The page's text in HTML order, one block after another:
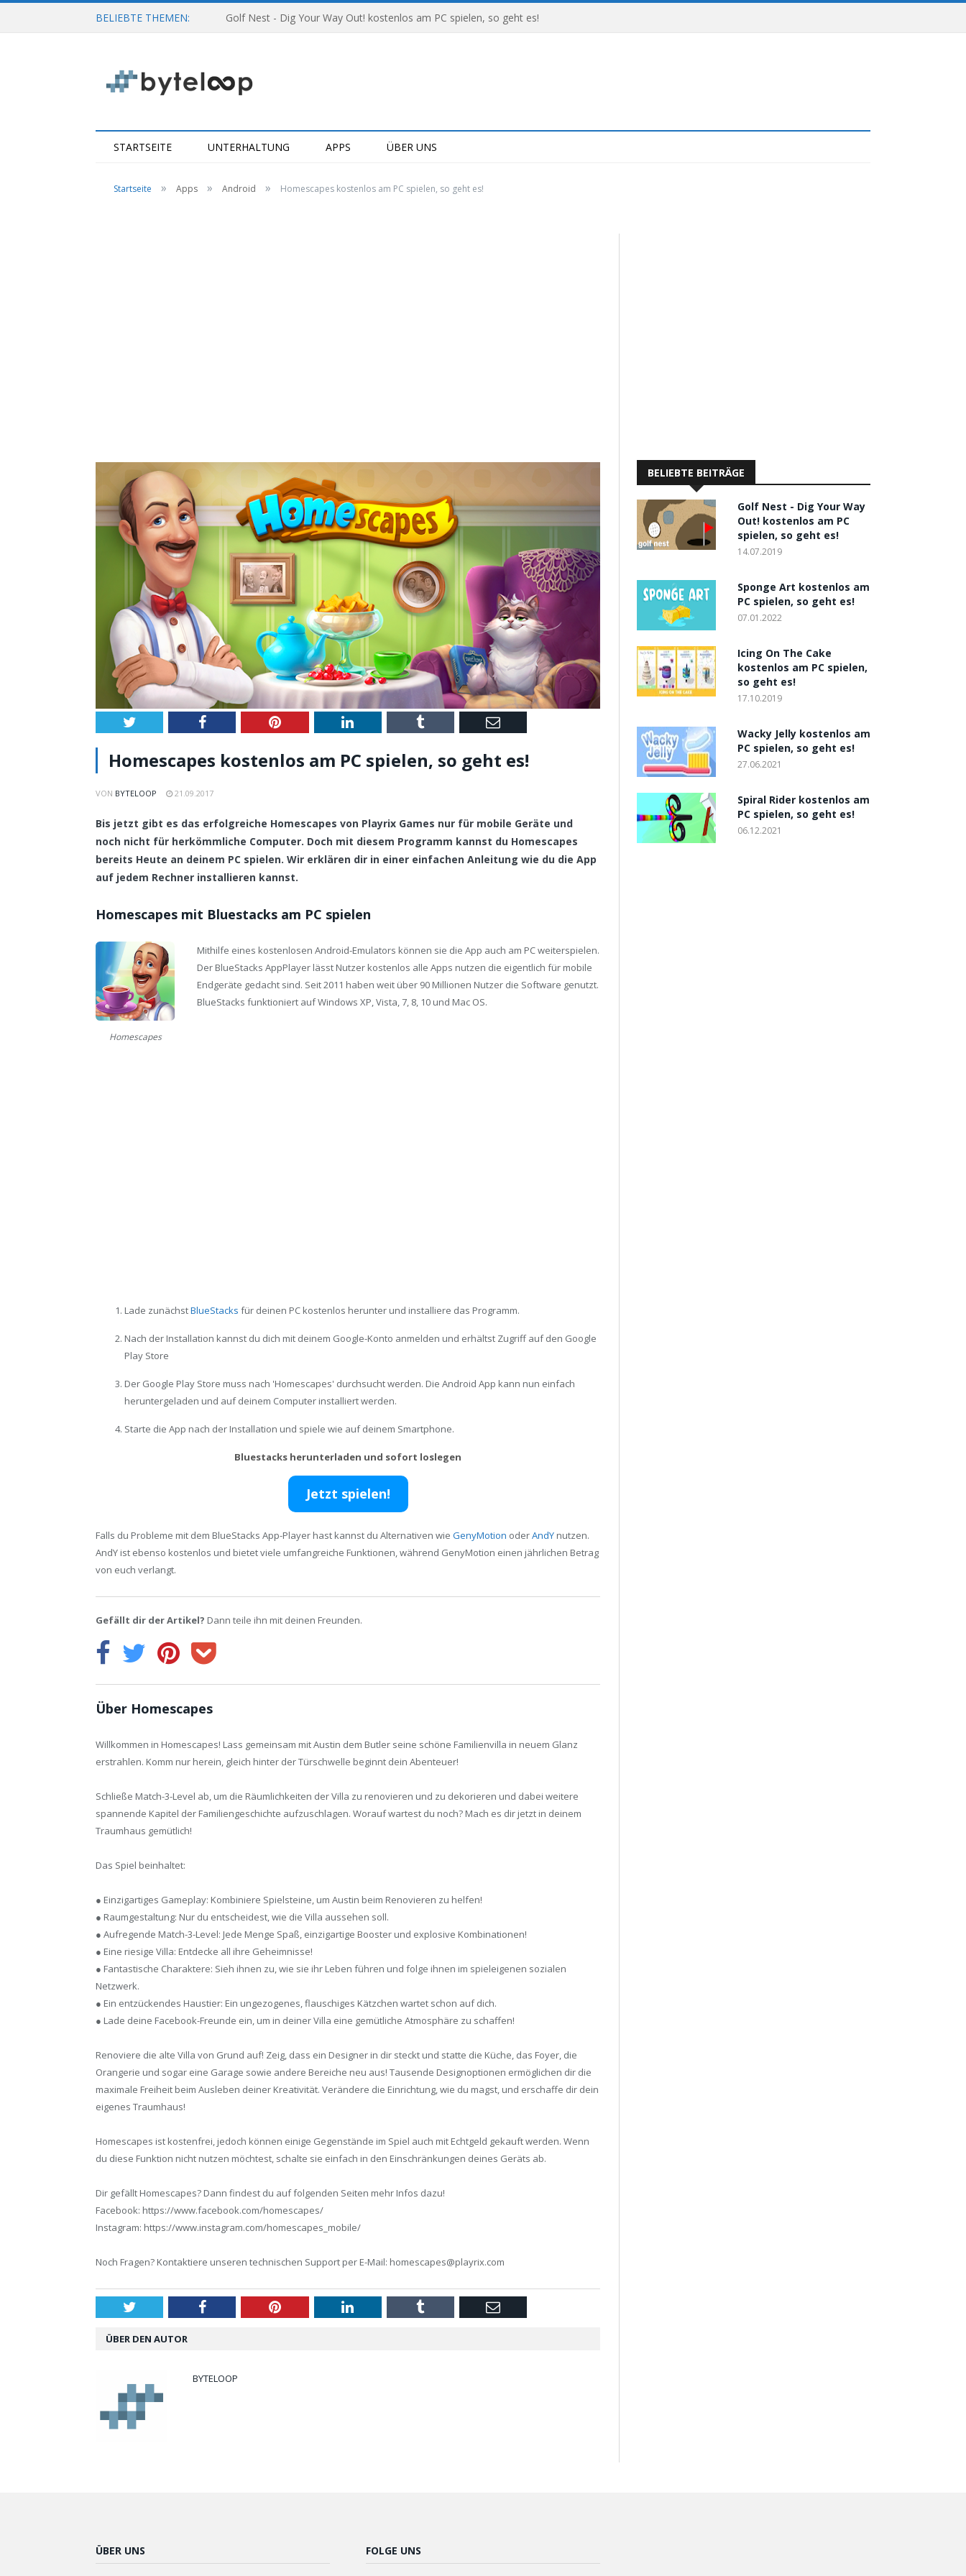
BELIEBTE THEMEN: Golf Nest - Dig Your Way Out! kostenlos am PC spielen, so geht es!
STARTSEITE UNTERHALTUNG APPS ÜBER UNS
Startseite » Apps » Android » Homescapes kostenlos am PC spielen, so geht es!
Twitter Facebook Pinterest LinkedIn Tumblr Email
Homescapes kostenlos am PC spielen, so geht es!
VON BYTELOOP 21.09.2017
Bis jetzt gibt es das erfolgreiche Homescapes von Playrix Games nur für mobile Geräte und
noch nicht für herkömmliche Computer. Doch mit diesem Programm kannst du Homescapes
bereits Heute an deinem PC spielen. Wir erklären dir in einer einfachen Anleitung wie du die App
auf jedem Rechner installieren kannst.
Homescapes mit Bluestacks am PC spielen
Homescapes
Mithilfe eines kostenlosen Android-Emulators können sie die App auch am PC weiterspielen.
Der BlueStacks AppPlayer lässt Nutzer kostenlos alle Apps nutzen die eigentlich für mobile
Endgeräte gedacht sind. Seit 2011 haben weit über 90 Millionen Nutzer die Software genutzt.
BlueStacks funktioniert auf Windows XP, Vista, 7, 8, 10 und Mac OS.
Lade zunächstBlueStacks für deinen PC kostenlos herunter und installiere das Programm.
Nach der Installation kannst du dich mit deinem Google-Konto anmelden und erhältst Zugriff auf den Google
Play Store
Der Google Play Store muss nach 'Homescapes' durchsucht werden. Die Android App kann nun einfach
heruntergeladen und auf deinem Computer installiert werden.
Starte die App nach der Installation und spiele wie auf deinem Smartphone.
Bluestacks herunterladen und sofort loslegen
Jetzt spielen!
Falls du Probleme mit dem BlueStacks App-Player hast kannst du Alternativen wie GenyMotion oderAndY nutzen.
AndY ist ebenso kostenlos und bietet viele umfangreiche Funktionen, während GenyMotion einen jährlichen Betrag
von euch verlangt.
Gefällt dir der Artikel? Dann teile ihn mit deinen Freunden.
Über Homescapes
Willkommen in Homescapes! Lass gemeinsam mit Austin dem Butler seine schöne Familienvilla in neuem Glanz
erstrahlen. Komm nur herein, gleich hinter der Türschwelle beginnt dein Abenteuer!
Schließe Match-3-Level ab, um die Räumlichkeiten der Villa zu renovieren und zu dekorieren und dabei weitere
spannende Kapitel der Familiengeschichte aufzuschlagen. Worauf wartest du noch? Mach es dir jetzt in deinem
Traumhaus gemütlich!
Das Spiel beinhaltet:
● Einzigartiges Gameplay: Kombiniere Spielsteine, um Austin beim Renovieren zu helfen!
● Raumgestaltung: Nur du entscheidest, wie die Villa aussehen soll.
● Aufregende Match-3-Level: Jede Menge Spaß, einzigartige Booster und explosive Kombinationen!
● Eine riesige Villa: Entdecke all ihre Geheimnisse!
● Fantastische Charaktere: Sieh ihnen zu, wie sie ihr Leben führen und folge ihnen im spieleigenen sozialen
Netzwerk.
● Ein entzückendes Haustier: Ein ungezogenes, flauschiges Kätzchen wartet schon auf dich.
● Lade deine Facebook-Freunde ein, um in deiner Villa eine gemütliche Atmosphäre zu schaffen!
Renoviere die alte Villa von Grund auf! Zeig, dass ein Designer in dir steckt und statte die Küche, das Foyer, die
Orangerie und sogar eine Garage sowie andere Bereiche neu aus! Tausende Designoptionen ermöglichen dir die
maximale Freiheit beim Ausleben deiner Kreativität. Verändere die Einrichtung, wie du magst, und erschaffe dir dein
eigenes Traumhaus!
Homescapes ist kostenfrei, jedoch können einige Gegenstände im Spiel auch mit Echtgeld gekauft werden. Wenn
du diese Funktion nicht nutzen möchtest, schalte sie einfach in den Einschränkungen deines Geräts ab.
Dir gefällt Homescapes? Dann findest du auf folgenden Seiten mehr Infos dazu!
Facebook: https://www.facebook.com/homescapes/
Instagram: https://www.instagram.com/homescapes_mobile/
Noch Fragen? Kontaktiere unseren technischen Support per E-Mail: homescapes@playrix.com
Twitter Facebook Pinterest LinkedIn Tumblr Email
ÜBER DEN AUTOR
BYTELOOP
BELIEBTE BEITRÄGE
Golf Nest - Dig Your Way
Out! kostenlos am PC
spielen, so geht es!
14.07.2019
Sponge Art kostenlos am
PC spielen, so geht es!
07.01.2022
Icing On The Cake
kostenlos am PC spielen,
so geht es!
17.10.2019
Wacky Jelly kostenlos am
PC spielen, so geht es!
27.06.2021
Spiral Rider kostenlos am
PC spielen, so geht es!
06.12.2021
ÜBER UNS FOLGE UNS